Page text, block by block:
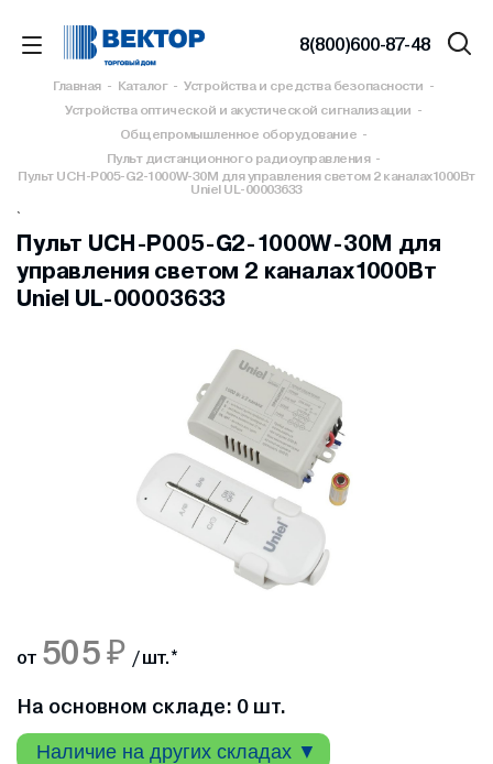
8(800)600-87-48
Главная - Каталог - Устройства и средства безопасности -
Устройства оптической и акустической сигнализации -
Общепромышленное оборудование -
Пульт дистанционного радиоуправления -
Пульт UCH-P005-G2-1000W-30M для управления светом 2 каналах1000Вт
Uniel UL-00003633
`
Пульт UCH-P005-G2-1000W-30M для
управления светом 2 каналах1000Вт
Uniel UL-00003633
от 505 ₽ / шт.*
На основном складе: 0 шт.
Наличие на других складах ▼